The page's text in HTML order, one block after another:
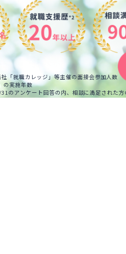
「就職カレッジ」等主催の面接会参加人数
の実施年数
のアンケート回答の内、相談に満足された方